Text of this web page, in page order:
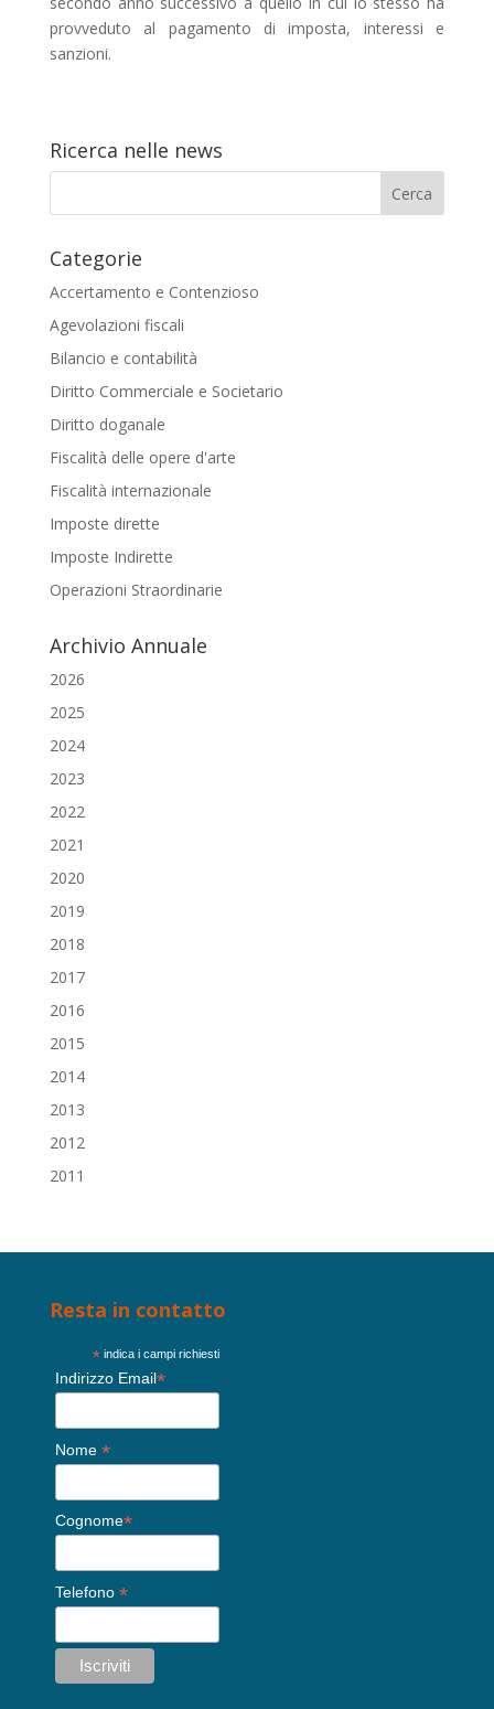
provveduto al pagamento di imposta, interessi e
sanzioni.
Ricerca nelle news
Categorie
Accertamento e Contenzioso
Agevolazioni fiscali
Bilancio e contabilità
Diritto Commerciale e Societario
Diritto doganale
Fiscalità delle opere d'arte
Fiscalità internazionale
Imposte dirette
Imposte Indirette
Operazioni Straordinarie
Archivio Annuale
2026
2025
2024
2023
2022
2021
2020
2019
2018
2017
2016
2015
2014
2013
2012
2011
Resta in contatto
*indica i campi richiesti
Indirizzo Email*
Nome *
Cognome*
Telefono *